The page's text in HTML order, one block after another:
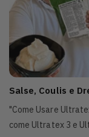
Salse, Coulis e
"Come Usare
come Ultratex 3 e